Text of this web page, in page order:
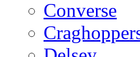
Converse